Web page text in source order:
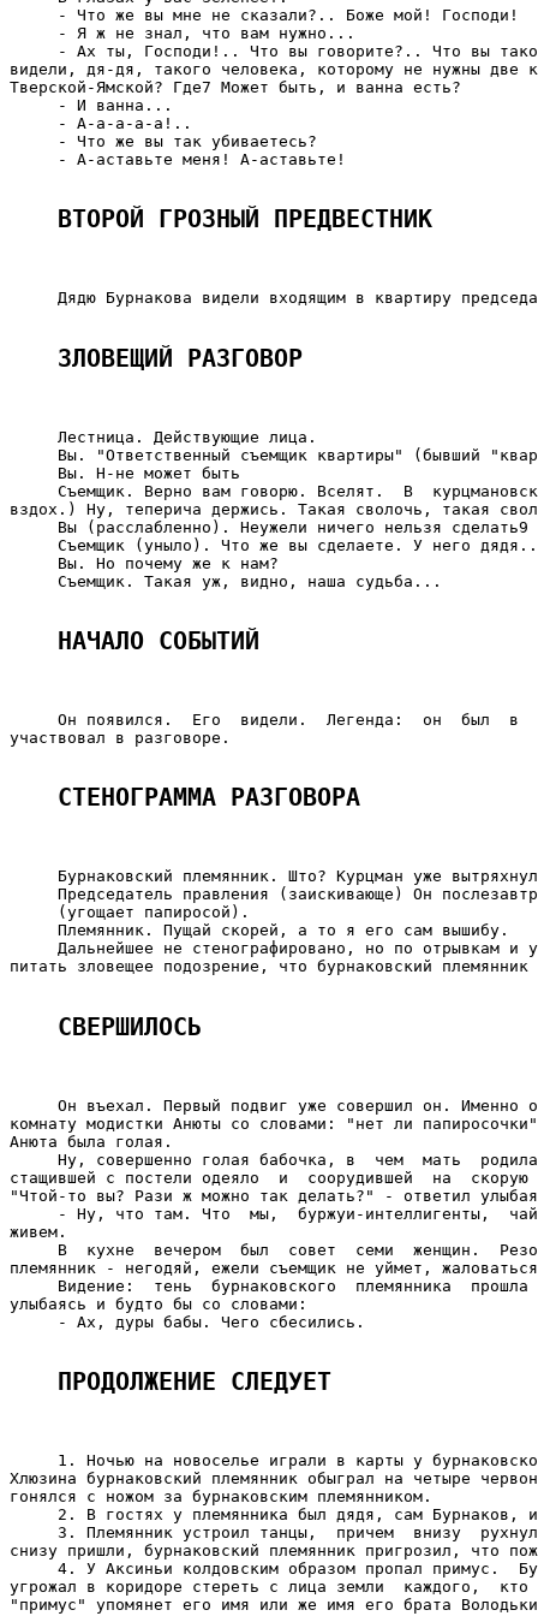
     - Что же вы мне не сказали?.. Боже мой! Господи!
     - Я ж не знал, что вам нужно...
- Ах ты, Господи!.. Что вы говорите?.. Что вы
видели, дя-дя, такого человека, которому не нужны две
Тверской-Ямской? Где7 Может быть, и ванна есть?
     - И ванна...
     - А-а-а-а-а!..
     - Что же вы так убиваетесь?
     - А-аставьте меня! А-аставьте!
ВТОРОЙ ГРОЗНЫЙ ПРЕДВЕСТНИК
Дядю Бурнакова видели входящим в квартиру
ЗЛОВЕЩИЙ РАЗГОВОР
     Лестница. Действующие лица.
Вы. "Ответственный съемщик квартиры" (бывший
     Вы. Н-не может быть
Съемщик. Верно вам говорю. Вселят.  В
вздох.) Ну, теперича держись. Такая сволочь, такая
     Вы (расслабленно). Неужели ничего нельзя сделать9
Съемщик (уныло). Что же вы сделаете. У него
     Вы. Но почему же к нам?
     Съемщик. Такая уж, видно, наша судьба...
НАЧАЛО СОБЫТИЙ
Он появился.  Его  видели.  Легенда:  он  был  в
участвовал в разговоре.
СТЕНОГРАММА РАЗГОВОРА
Бурнаковский племянник. Што? Курцман уже
Председатель правления (заискивающе) Он
     (угощает папиросой).
     Племянник. Пущай скорей, а то я его сам вышибу.
Дальнейшее не стенографировано, но по отрывкам и
питать зловещее подозрение, что бурнаковский племянник
СВЕРШИЛОСЬ
Он въехал. Первый подвиг уже совершил он. Именно
комнату модистки Анюты со словами: "нет ли
Анюта была голая.
Ну, совершенно голая бабочка, в  чем  мать
стащившей с постели одеяло  и  соорудившей  на
"Чтой-то вы? Рази ж можно так делать?" - ответил
- Ну, что там. Что  мы,  буржуи-интеллигенты,
живем.
В  кухне  вечером  был  совет  семи  женщин.
племянник - негодяй, ежели съемщик не уймет,
Видение:  тень  бурнаковского  племянника  прошла
улыбаясь и будто бы со словами:
     - Ах, дуры бабы. Чего сбесились.
ПРОДОЛЖЕНИЕ СЛЕДУЕТ
1. Ночью на новоселье играли в карты у
Хлюзина бурнаковский племянник обыграл на четыре
гонялся с ножом за бурнаковским племянником.
2. В гостях у племянника был дядя, сам Бурнаков,
3. Племянник устроил танцы,  причем  внизу
снизу пришли, бурнаковский племянник пригрозил, что
4. У Аксиньи колдовским образом пропал примус.
угрожал в коридоре стереть с лица земли  каждого,
"примус" упомянет его имя или же имя его брата